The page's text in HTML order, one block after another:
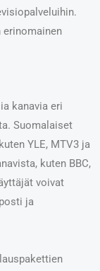
erinomainen
kanavia eri
Suomalaiset
YLE, MTV3 ja
kuten BBC,
voivat
ja